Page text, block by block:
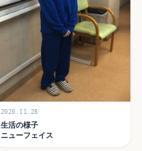
2020.11.28
生活の様子
ニューフェイス